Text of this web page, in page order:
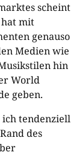
scheint
hat mit
genauso
Medien wie
hin
World
geben.
ich tendenziell
des